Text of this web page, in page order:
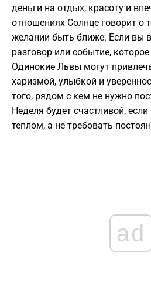
деньги на отдых, красоту и
отношениях Солнце говорит о
желании быть ближе. Если вы
разговор или событие, которое
Одинокие Львы могут
харизмой, улыбкой и
того, рядом с кем не нужно
Неделя будет счастливой,
теплом, а не требовать
ad